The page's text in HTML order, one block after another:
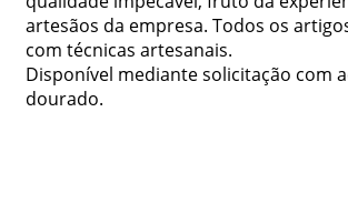
artesãos da empresa. Todos os
com técnicas artesanais.
Disponível mediante solicitação com
dourado.